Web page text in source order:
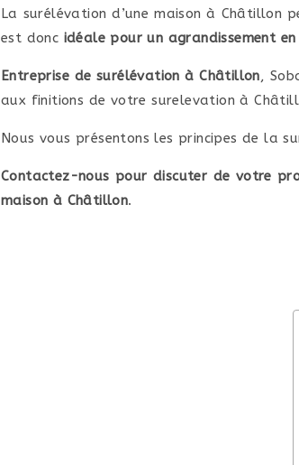
La surélévation d’une maison à Châtillon
est donc idéale pour un agrandissement
Entreprise de surélévation à Châtillon,
aux finitions de votre surelevation à
Nous vous présentons les principes de la
Contactez-nous pour discuter de votre
maison à Châtillon.